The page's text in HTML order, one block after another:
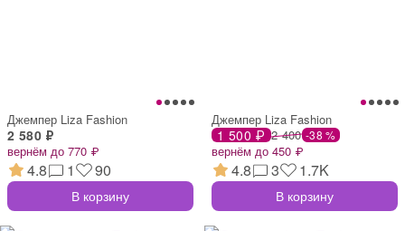
Джемпер Liza Fashion
2 580 ₽
вернём до 770 ₽
4.8 1 90
В корзину
Джемпер Liza Fashion
1 500 ₽ 2 400 -38 %
вернём до 450 ₽
4.8 3 1.7K
В корзину